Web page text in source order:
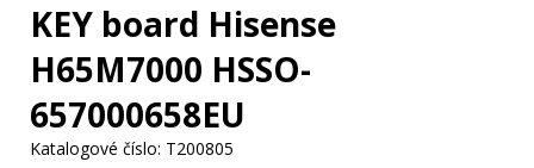
KEY board Hisense
H65M7000 HSSO-
657000658EU
Katalogové číslo: T200805